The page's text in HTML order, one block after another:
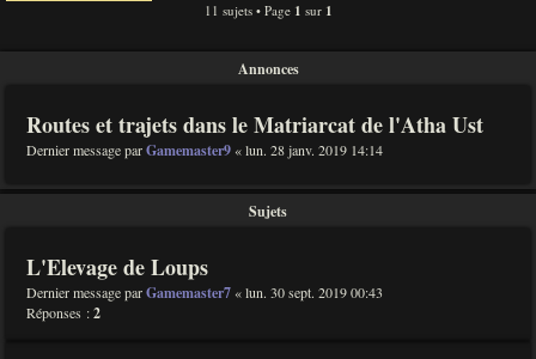
11 sujets • Page 1 sur 1
Annonces
Routes et trajets dans le Matriarcat de l'Atha Ust
Dernier message parGamemaster9 «lun. 28 janv. 2019 14:14
Sujets
L'Elevage de Loups
Dernier message parGamemaster7 «lun. 30 sept. 2019 00:43
Réponses :2